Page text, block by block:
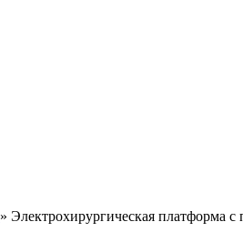
» Электрохирургическая платформа